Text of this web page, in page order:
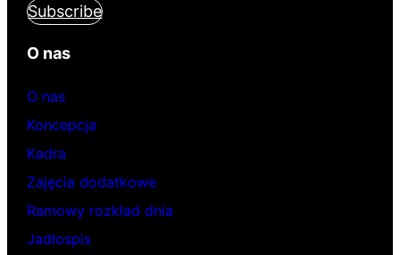
Subscribe
O nas
O nas
Koncepcja
Kadra
Zajęcia dodatkowe
Ramowy rozkład dnia
Jadłospis